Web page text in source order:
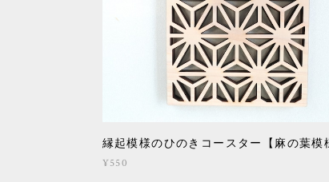
縁起模様のひのきコースター【麻の葉模
¥550